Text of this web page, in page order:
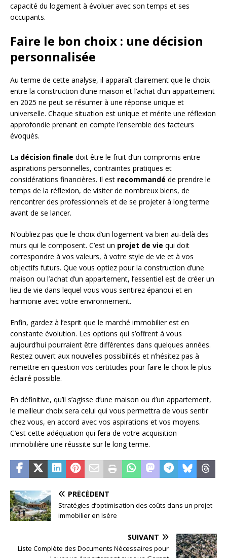
capacité du logement à évoluer avec son temps et ses
occupants.
Faire le bon choix : une décision
personnalisée
Au terme de cette analyse, il apparaît clairement que le choix
entre la construction d’une maison et l’achat d’un appartement
en 2025 ne peut se résumer à une réponse unique et
universelle. Chaque situation est unique et mérite une réflexion
approfondie prenant en compte l’ensemble des facteurs
évoqués.
La décision finale doit être le fruit d’un compromis entre
aspirations personnelles, contraintes pratiques et
considérations financières. Il est recommandé de prendre le
temps de la réflexion, de visiter de nombreux biens, de
rencontrer des professionnels et de se projeter à long terme
avant de se lancer.
N’oubliez pas que le choix d’un logement va bien au-delà des
murs qui le composent. C’est un projet de vie qui doit
correspondre à vos valeurs, à votre style de vie et à vos
objectifs futurs. Que vous optiez pour la construction d’une
maison ou l’achat d’un appartement, l’essentiel est de créer un
lieu de vie dans lequel vous vous sentirez épanoui et en
harmonie avec votre environnement.
Enfin, gardez à l’esprit que le marché immobilier est en
constante évolution. Les options qui s’offrent à vous
aujourd’hui pourraient être différentes dans quelques années.
Restez ouvert aux nouvelles possibilités et n’hésitez pas à
remettre en question vos certitudes pour faire le choix le plus
éclairé possible.
En définitive, qu’il s’agisse d’une maison ou d’un appartement,
le meilleur choix sera celui qui vous permettra de vous sentir
chez vous, en accord avec vos aspirations et vos moyens.
C’est cette adéquation qui fera de votre acquisition
immobilière une réussite sur le long terme.
PRÉCÉDENT
Stratégies d’optimisation des coûts dans un projet
immobilier en Isère
SUIVANT
Liste Complète des Documents Nécessaires pour